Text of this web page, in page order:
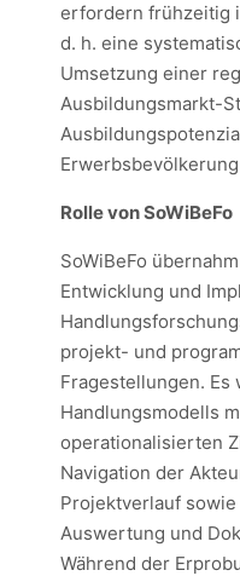
erfordern frühzeitig
d. h. eine
Umsetzung einer
Ausbildungsmarkt-
Rolle von SoWiBeFo
SoWiBeFo
Entwicklung und
projekt- und
Fragestellungen. Es
Handlungsmodells
operationalisierten
Navigation der
Projektverlauf
Auswertung und
Während der